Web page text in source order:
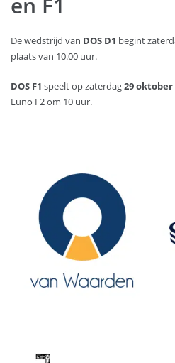
De wedstrijd van DOS D1 begint
plaats van 10.00 uur.
DOS F1 speelt op zaterdag29 oktober
Luno F2 om 10 uur.